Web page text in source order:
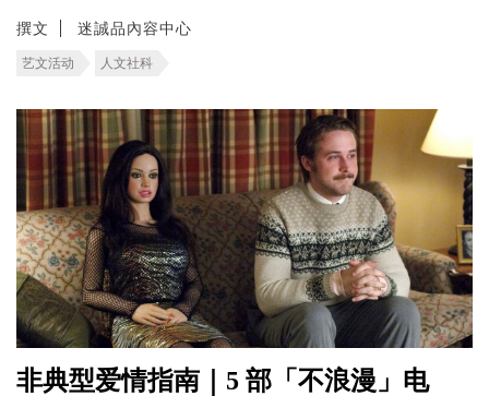
撰文 迷誠品內容中心
艺文活动 人文社科
非典型爱情指南｜5 部「不浪漫」电